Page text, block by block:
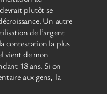
plutôt se
Un autre
de l’argent
contestation la plus
vient de mon
18 ans. Si on
aux gens, la